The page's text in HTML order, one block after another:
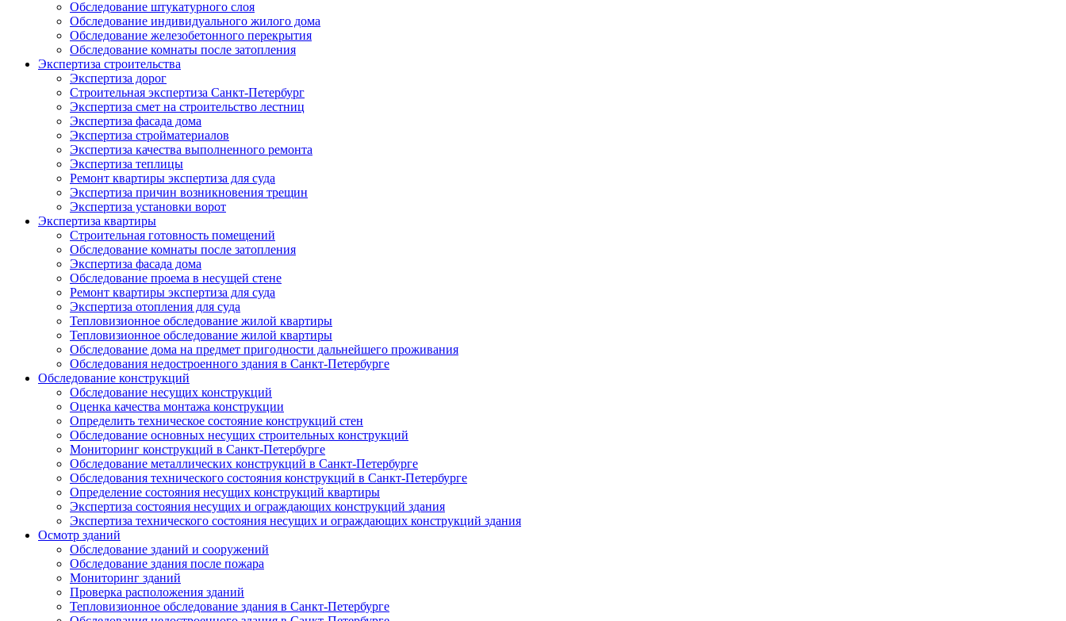
Обследование штукатурного слоя
Обследование индивидуального жилого дома
Обследование железобетонного перекрытия
Обследование комнаты после затопления
Экспертиза строительства
Экспертиза дорог
Строительная экспертиза Санкт-Петербург
Экспертиза смет на строительство лестниц
Экспертиза фасада дома
Экспертиза стройматериалов
Экспертиза качества выполненного ремонта
Экспертиза теплицы
Ремонт квартиры экспертиза для суда
Экспертиза причин возникновения трещин
Экспертиза установки ворот
Экспертиза квартиры
Строительная готовность помещений
Обследование комнаты после затопления
Экспертиза фасада дома
Обследование проема в несущей стене
Ремонт квартиры экспертиза для суда
Экспертиза отопления для суда
Тепловизионное обследование жилой квартиры
Тепловизионное обследование жилой квартиры
Обследование дома на предмет пригодности дальнейшего проживания
Обследования недостроенного здания в Санкт-Петербурге
Обследование конструкций
Обследование несущих конструкций
Оценка качества монтажа конструкции
Определить техническое состояние конструкций стен
Обследование основных несущих строительных конструкций
Мониторинг конструкций в Санкт-Петербурге
Обследование металлических конструкций в Санкт-Петербурге
Обследования технического состояния конструкций в Санкт-Петербурге
Определение состояния несущих конструкций квартиры
Экспертиза состояния несущих и ограждающих конструкций здания
Экспертиза технического состояния несущих и ограждающих конструкций здания
Осмотр зданий
Обследование зданий и сооружений
Обследование здания после пожара
Мониторинг зданий
Проверка расположения зданий
Тепловизионное обследование здания в Санкт-Петербурге